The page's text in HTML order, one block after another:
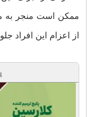
ممکن است منجر به
از اعزام این افراد